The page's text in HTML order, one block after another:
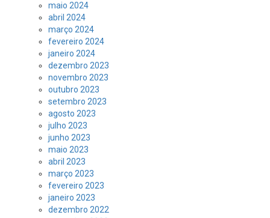
maio 2024
abril 2024
março 2024
fevereiro 2024
janeiro 2024
dezembro 2023
novembro 2023
outubro 2023
setembro 2023
agosto 2023
julho 2023
junho 2023
maio 2023
abril 2023
março 2023
fevereiro 2023
janeiro 2023
dezembro 2022